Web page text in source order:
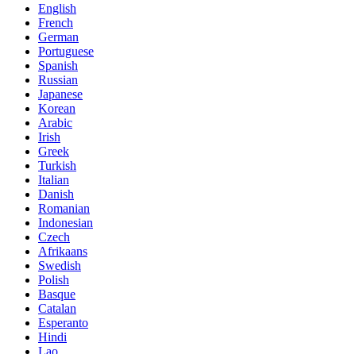
English
French
German
Portuguese
Spanish
Russian
Japanese
Korean
Arabic
Irish
Greek
Turkish
Italian
Danish
Romanian
Indonesian
Czech
Afrikaans
Swedish
Polish
Basque
Catalan
Esperanto
Hindi
Lao